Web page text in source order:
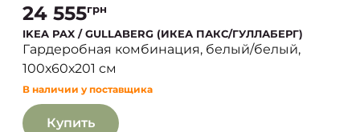
24 555грн
IKEA PAX / GULLABERG (ИКЕА ПАКС/ГУЛЛАБЕРГ)
Гардеробная комбинация, белый/белый,
100х60х201 см
В наличии у поставщика
Купить